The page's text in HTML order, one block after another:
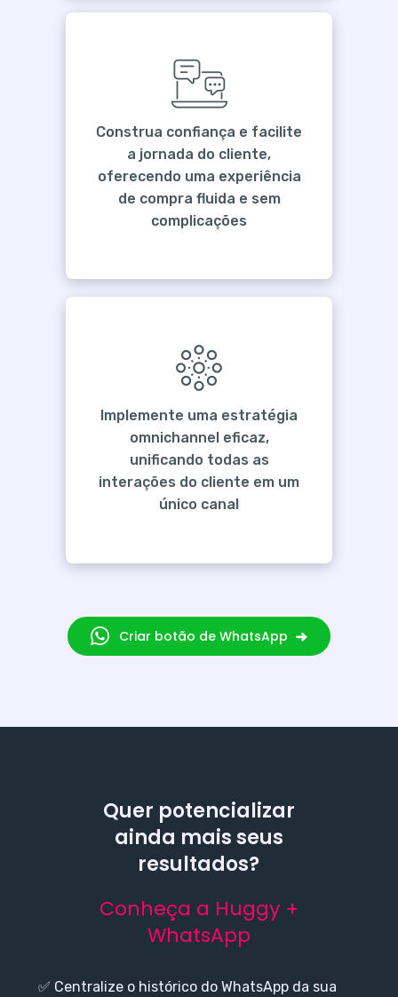
Construa confiança e facilite
a jornada do cliente,
oferecendo uma experiência
de compra fluida e sem
complicações
Implemente uma estratégia
omnichannel eficaz,
unificando todas as
interações do cliente em um
único canal
Criar botão de WhatsApp
Quer potencializar
ainda mais seus
resultados?
Conheça a Huggy +
WhatsApp
✅ Centralize o histórico do WhatsApp da sua